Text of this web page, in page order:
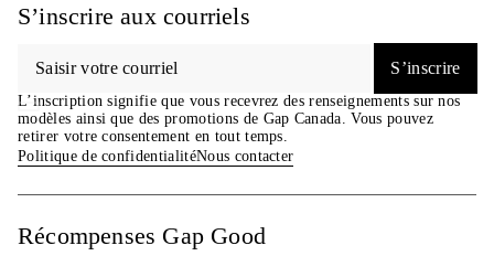
S’inscrire aux courriels
S’inscrire
L’inscription signifie que vous recevrez des renseignements sur nos
modèles ainsi que des promotions de Gap Canada. Vous pouvez
retirer votre consentement en tout temps.
Politique de confidentialitéNous contacter
Récompenses Gap Good